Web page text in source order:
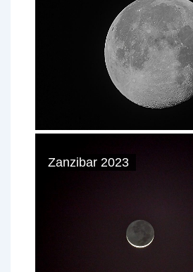
Zanzibar 2023